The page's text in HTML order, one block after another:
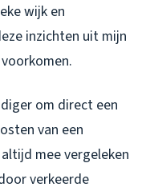
wijk en
inzichten uit mijn
om direct een
van een
mee vergeleken
verkeerde